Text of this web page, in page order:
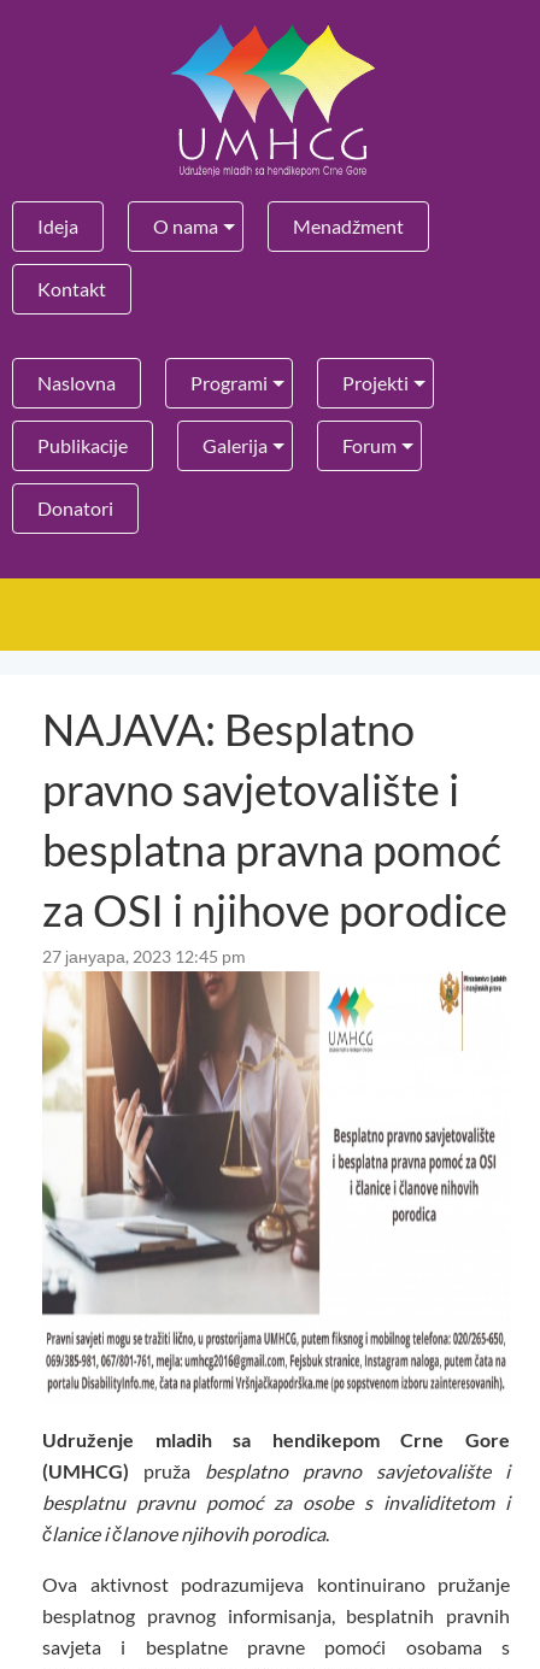
Ideja O nama Menadžment
Kontakt
Naslovna Programi Projekti
Publikacije Galerija Forum
Donatori
NAJAVA: Besplatno
pravno savjetovalište i
besplatna pravna pomoć
za OSI i njihove porodice
27 јануара, 2023 12:45 pm
Udruženje mladih sa hendikepom Crne Gore
(UMHCG) pruža besplatno pravno savjetovalište i
besplatnu pravnu pomoć za osobe s invaliditetom i
članice i članove njihovih porodica.
Ova aktivnost podrazumijeva kontinuirano pružanje
besplatnog pravnog informisanja, besplatnih pravnih
savjeta i besplatne pravne pomoći osobama s